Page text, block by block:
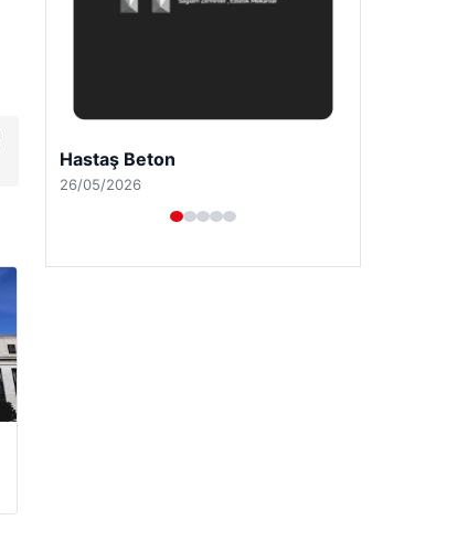
Prenses Night Club
29/04/2026